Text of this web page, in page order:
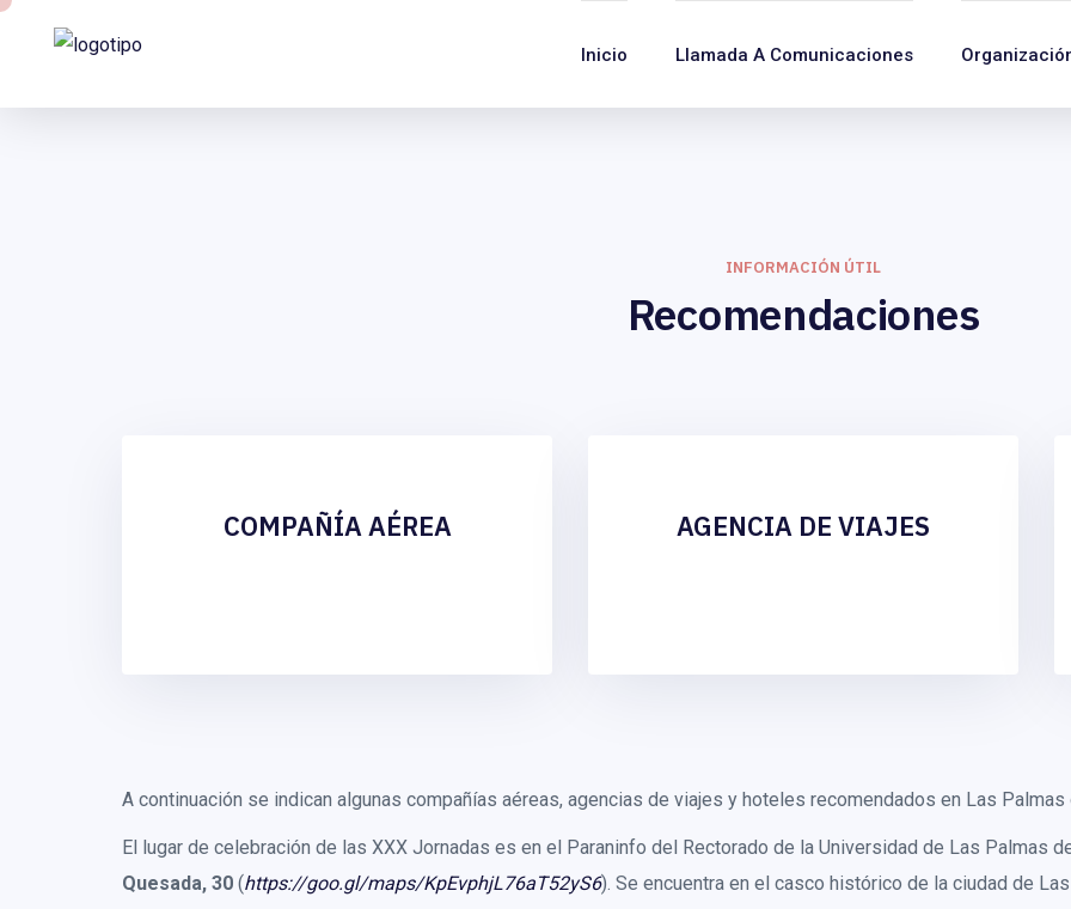
Inicio Llamada A Comunicaciones
INFORMACIÓN ÚTIL
Recomendaciones
COMPAÑÍA AÉREA AGENCIA DE VIAJES
A continuación se indican algunas compañías aéreas, agencias de viajes y hoteles recomendados en Las Palmas
El lugar de celebración de las XXX Jornadas es en el Paraninfo del Rectorado de la Universidad de Las Palmas
Quesada, 30 (https://goo.gl/maps/KpEvphjL76aT52yS6). Se encuentra en el casco histórico de la ciudad de